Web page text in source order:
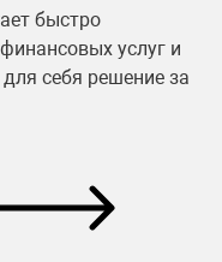
быстро
услуг и
себя решение за